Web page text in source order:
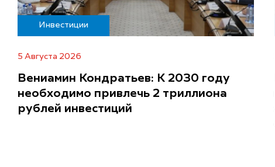
Инвестиции
5 Августа 2026
Вениамин Кондратьев: К 2030 году
необходимо привлечь 2 триллиона
рублей инвестиций